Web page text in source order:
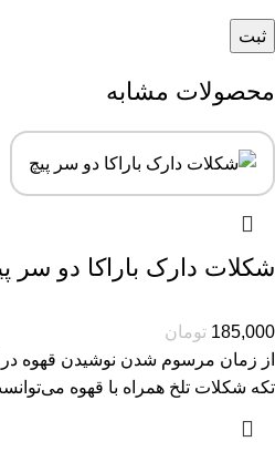
محصولات مشابه
شکلات دارک باراکا دو سر
185,000 تومان
از زمان مرسوم شدن نوشیدن قهوه در
تکه شکلات تلخ همراه با قهوه